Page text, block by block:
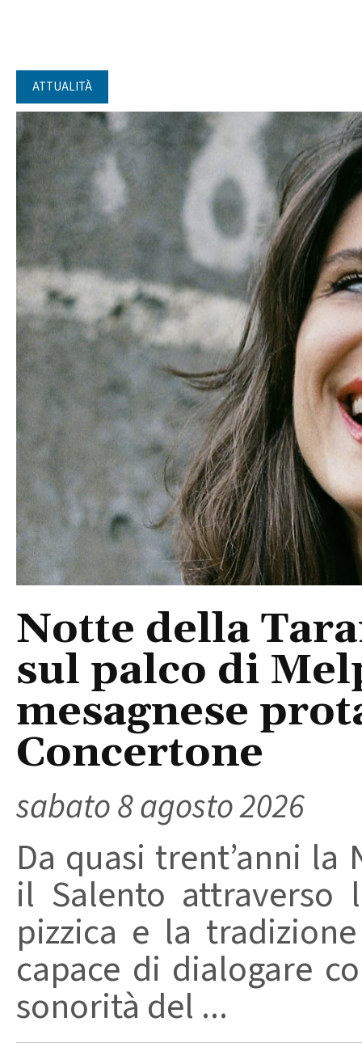
ATTUALITÀ
Notte della
sul palco di
mesagnese
Concertone
sabato 8 agosto 2026
Da quasi trent’anni
il Salento attraverso
pizzica e la
capace di dialogare
sonorità del ...